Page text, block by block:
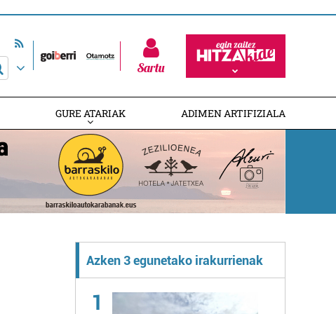
Sartu
GURE ATARIAK ADIMEN ARTIFIZIALA
Azken 3 egunetako irakurrienak
1